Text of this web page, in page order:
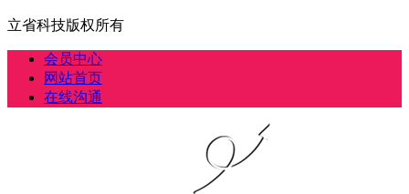
立省科技版权所有
会员中心
网站首页
在线沟通